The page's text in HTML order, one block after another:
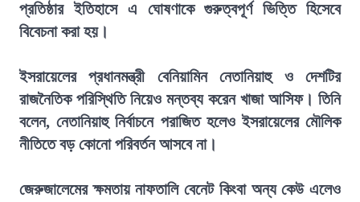
প্রতিষ্ঠার ইতিহাসে এ ঘোষণাকে গুরুত্বপূর্ণ ভিত্তি হিসেবে
বিবেচনা করা হয়।
ইসরায়েলের প্রধানমন্ত্রী বেনিয়ামিন নেতানিয়াহু ও দেশটির
রাজনৈতিক পরিস্থিতি নিয়েও মন্তব্য করেন খাজা আসিফ। তিনি
বলেন, নেতানিয়াহু নির্বাচনে পরাজিত হলেও ইসরায়েলের মৌলিক
নীতিতে বড় কোনো পরিবর্তন আসবে না।
জেরুজালেমের ক্ষমতায় নাফতালি বেনেট কিংবা অন্য কেউ এলেও